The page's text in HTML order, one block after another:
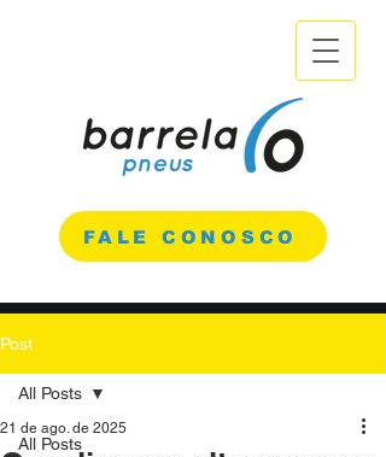
FALE CONOSCO
Post
All Posts
All Posts
21 de ago. de 2025